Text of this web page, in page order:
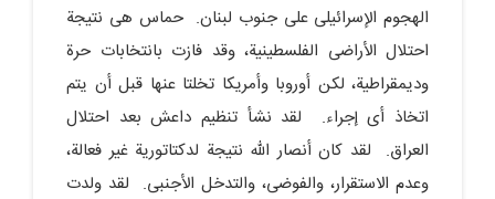
الهجوم الإسرائیلی على جنوب لبنان. حماس هی نتیجة
احتلال الأراضی الفلسطینیة، وقد فازت بانتخابات حرة
ودیمقراطیة، لکن أوروبا وأمریکا تخلتا عنها قبل أن یتم
اتخاذ أی إجراء. لقد نشأ تنظیم داعش بعد احتلال
العراق. لقد کان أنصار الله نتیجة لدکتاتوریة غیر فعالة،
وعدم الاستقرار، والفوضى، والتدخل الأجنبی. لقد ولدت